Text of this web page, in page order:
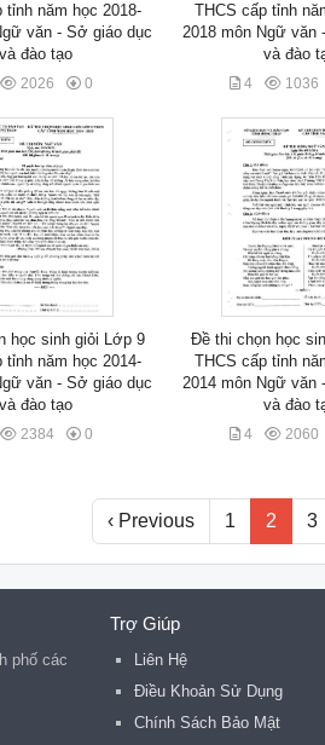
tỉnh năm học 2018-
văn - Sở giáo dục
và đào tạo
2026 0
THCS cấp tỉnh
2018 môn Ngữ văn
và đào
4 1036
học sinh giỏi Lớp 9
tỉnh năm học 2014-
văn - Sở giáo dục
và đào tạo
2384 0
Đề thi chọn học
THCS cấp tỉnh
2014 môn Ngữ văn
và đào
4 2060
‹ Previous 1 2 3
phố các
Trợ Giúp
Liên Hệ
Điều Khoản Sử Dụng
Chính Sách Bảo Mật